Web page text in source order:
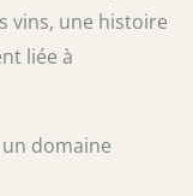
vins, une histoire
liée à
un domaine